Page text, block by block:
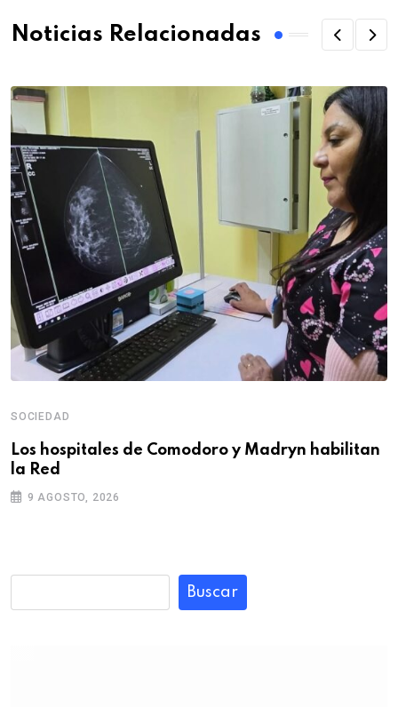
Noticias Relacionadas
SOCIEDAD
Los hospitales de Comodoro y Madryn habilitan
la Red
9 AGOSTO, 2026
Buscar